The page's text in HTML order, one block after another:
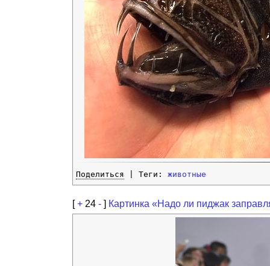
Поделиться | Теги: животные
[+ 24 - ] Картинка «Надо ли пиджак